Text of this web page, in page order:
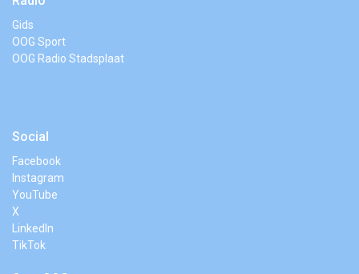
Gids
OOG Sport
OOG Radio Stadsplaat
Social
Facebook
Instagram
YouTube
X
LinkedIn
TikTok